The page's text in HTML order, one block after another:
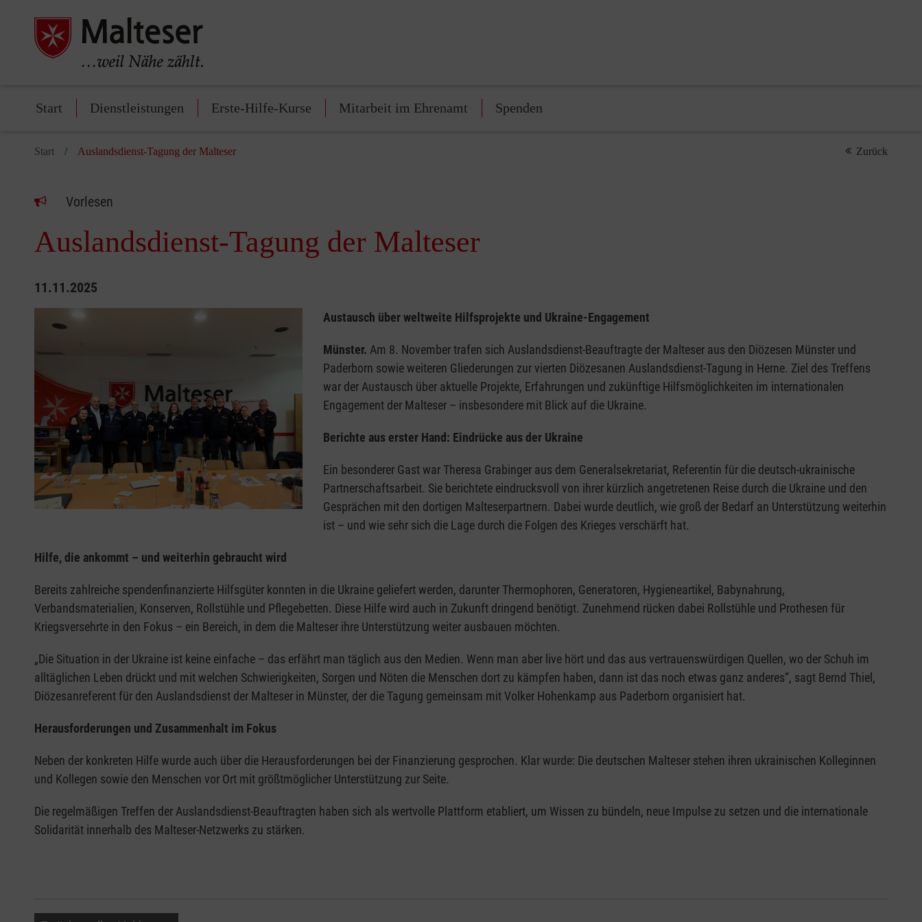
Start Dienstleistungen Erste-Hilfe-Kurse Mitarbeit im Ehrenamt Spenden
Start Auslandsdienst-Tagung der Malteser Zurück
Vorlesen
Auslandsdienst-Tagung der Malteser
11.11.2025
Austausch über weltweite Hilfsprojekte und Ukraine-Engagement
Münster. Am 8. November trafen sich Auslandsdienst-Beauftragte der Malteser aus den Diözesen Münster und
Paderborn sowie weiteren Gliederungen zur vierten Diözesanen Auslandsdienst-Tagung in Herne. Ziel des Treffens
war der Austausch über aktuelle Projekte, Erfahrungen und zukünftige Hilfsmöglichkeiten im internationalen
Engagement der Malteser – insbesondere mit Blick auf die Ukraine.
Berichte aus erster Hand: Eindrücke aus der Ukraine
Ein besonderer Gast war Theresa Grabinger aus dem Generalsekretariat, Referentin für die deutsch-ukrainische
Partnerschaftsarbeit. Sie berichtete eindrucksvoll von ihrer kürzlich angetretenen Reise durch die Ukraine und den
Gesprächen mit den dortigen Malteserpartnern. Dabei wurde deutlich, wie groß der Bedarf an Unterstützung weiterhin
ist – und wie sehr sich die Lage durch die Folgen des Krieges verschärft hat.
Hilfe, die ankommt – und weiterhin gebraucht wird
Bereits zahlreiche spendenfinanzierte Hilfsgüter konnten in die Ukraine geliefert werden, darunter Thermophoren, Generatoren, Hygieneartikel, Babynahrung,
Verbandsmaterialien, Konserven, Rollstühle und Pflegebetten. Diese Hilfe wird auch in Zukunft dringend benötigt. Zunehmend rücken dabei Rollstühle und Prothesen für
Kriegsversehrte in den Fokus – ein Bereich, in dem die Malteser ihre Unterstützung weiter ausbauen möchten.
„Die Situation in der Ukraine ist keine einfache – das erfährt man täglich aus den Medien. Wenn man aber live hört und das aus vertrauenswürdigen Quellen, wo der Schuh im
alltäglichen Leben drückt und mit welchen Schwierigkeiten, Sorgen und Nöten die Menschen dort zu kämpfen haben, dann ist das noch etwas ganz anderes“, sagt Bernd Thiel,
Diözesanreferent für den Auslandsdienst der Malteser in Münster, der die Tagung gemeinsam mit Volker Hohenkamp aus Paderborn organisiert hat.
Herausforderungen und Zusammenhalt im Fokus
Neben der konkreten Hilfe wurde auch über die Herausforderungen bei der Finanzierung gesprochen. Klar wurde: Die deutschen Malteser stehen ihren ukrainischen Kolleginnen
und Kollegen sowie den Menschen vor Ort mit größtmöglicher Unterstützung zur Seite.
Die regelmäßigen Treffen der Auslandsdienst-Beauftragten haben sich als wertvolle Plattform etabliert, um Wissen zu bündeln, neue Impulse zu setzen und die internationale
Solidarität innerhalb des Malteser-Netzwerks zu stärken.